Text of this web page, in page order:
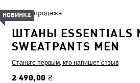
Распродажа
ШТАНЫ ESSENTIALS
SWEATPANTS MEN
Станьте первым, кто напишет отзыв
2 490,00 ₴
НОВИНКА